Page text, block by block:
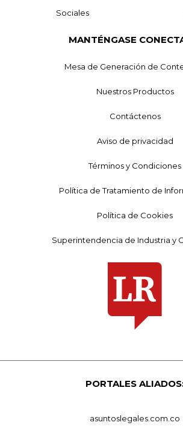
Sociales
MANTÉNGASE
Mesa de Generación de
Nuestros Productos
Contáctenos
Aviso de privacidad
Términos y Condiciones
Política de Tratamiento de
Política de Cookies
Superintendencia de Industria y
PORTALES
asuntoslegales.com.co